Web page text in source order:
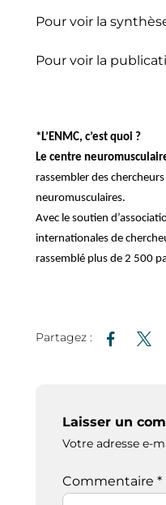
Pour voir la
Pour voir la
*L’ENMC, c’est quoi ?
Le centre
rassembler des
neuromusculaires.
Avec le soutien
internationales de
rassemblé plus de 2 500
Partagez :
Laisser un
Votre adresse e-
Commentaire *